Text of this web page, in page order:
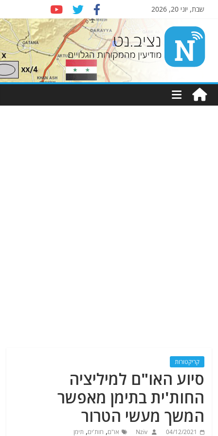
שבת, יוני 20, 2026
Nziv.net
מודיעין
מהמקורות
קריקטורות
סיוע האו"ם למיליציה
החות'ית בתימן מאפשר
המשך מעשי הטרור
04/12/2021
Nziv או"ם, חות'ים, תימן